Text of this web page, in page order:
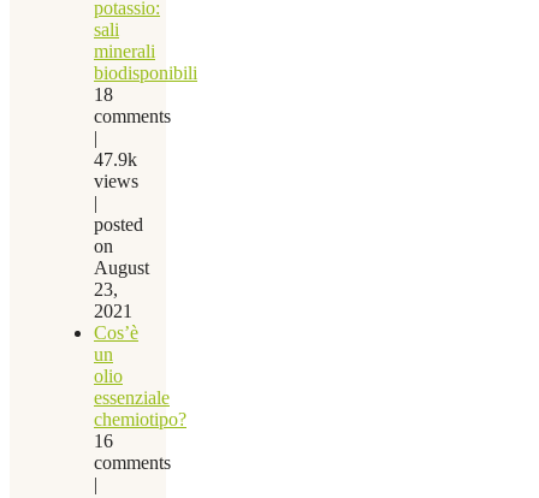
potassio:
sali
minerali
biodisponibili
18
comments
|
47.9k
views
|
posted
on
August
23,
2021
Cos’è
un
olio
essenziale
chemiotipo?
16
comments
|